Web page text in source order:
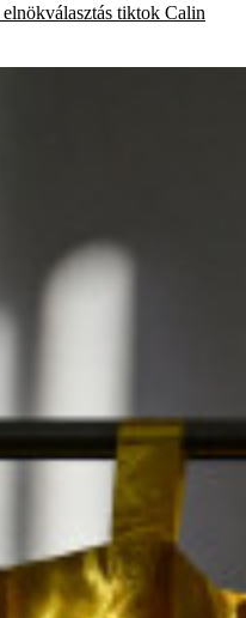
elnökválasztás tiktok Calin